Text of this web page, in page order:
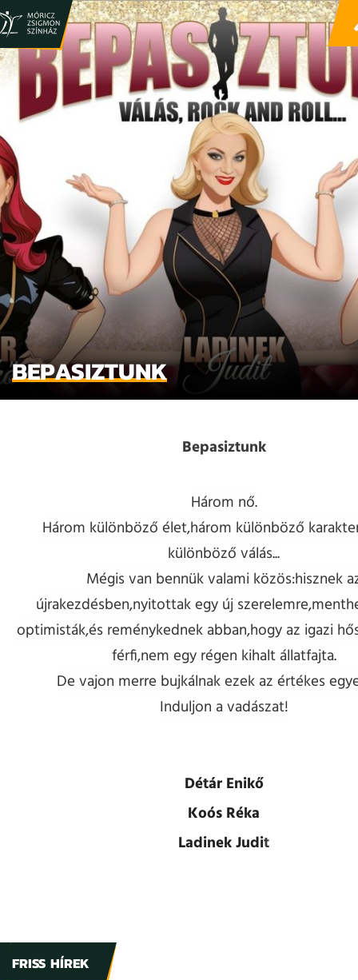
BEPASIZTUNK
Bepasiztunk
Három nő.
Három különböző élet,három különböző
különböző válás...
Mégis van bennük valami közös:hisznek
újrakezdésben,nyitottak egy új
optimisták,és reménykednek abban,hogy az igazi
férfi,nem egy régen kihalt állatfajta.
De vajon merre bujkálnak ezek az értékes
Induljon a vadászat!
Détár Enikő
Koós Réka
Ladinek Judit
FRISS HÍREK